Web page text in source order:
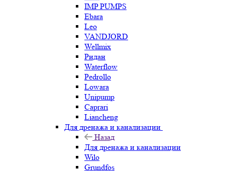
IMP PUMPS
Ebara
Leo
VANDJORD
Wellmix
Ридан
Waterflow
Pedrollo
Lowara
Unipump
Caprari
Liancheng
Для дренажа и канализации
Назад
Для дренажа и канализации
Wilo
Grundfos